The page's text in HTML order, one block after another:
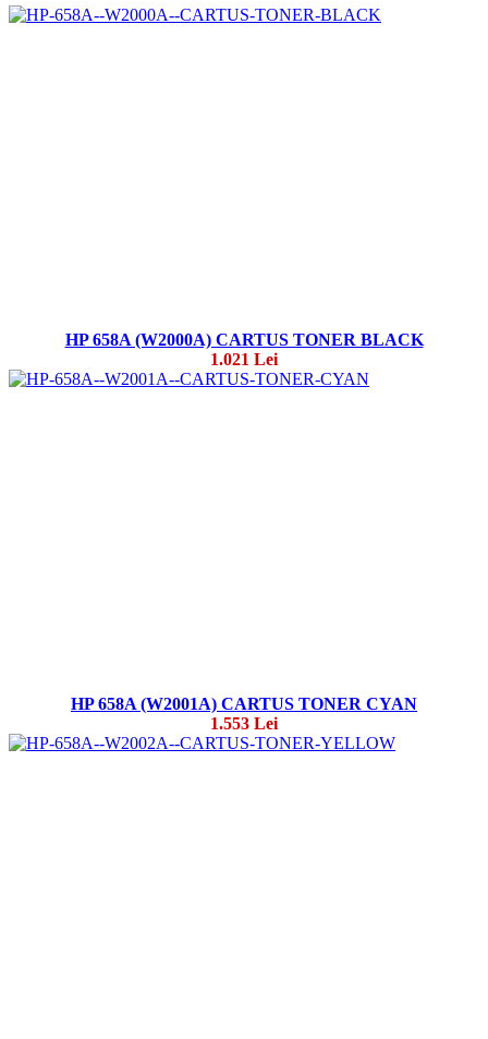
HP 658A (W2000A) CARTUS TONER BLACK
1.021 Lei
HP 658A (W2001A) CARTUS TONER CYAN
1.553 Lei